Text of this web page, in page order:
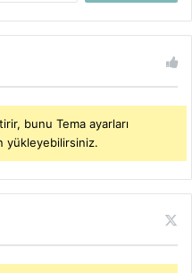
bunu Tema ayarları
yükleyebilirsiniz.